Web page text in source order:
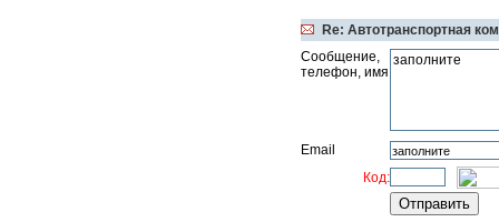
Re: Автотранспортная
Сообщение,
телефон, имя
Email
Код: